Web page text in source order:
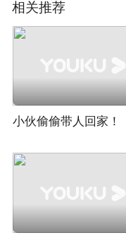
相关推荐
小伙偷偷带人回家！